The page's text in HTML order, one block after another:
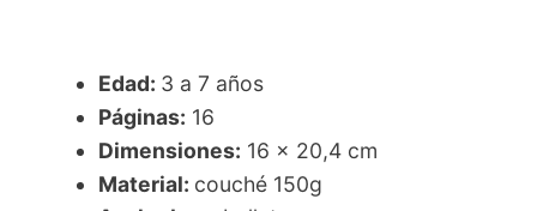
Edad: 3 a 7 años
Páginas: 16
Dimensiones: 16 x 20,4 cm
Material: couché 150g